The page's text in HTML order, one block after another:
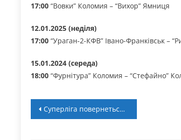
17:00 “Вовки” Коломия – “Вихор” Ямниця
12.01.2025 (неділя)
17:00 “Ураган-2-КФВ” Івано-Франківськ –
15.01.2024 (середа)
18:00 “Фурнітура” Коломия – “Стефайно”
Навігація
Суперліга повернеться баблом в Івано-Франківську